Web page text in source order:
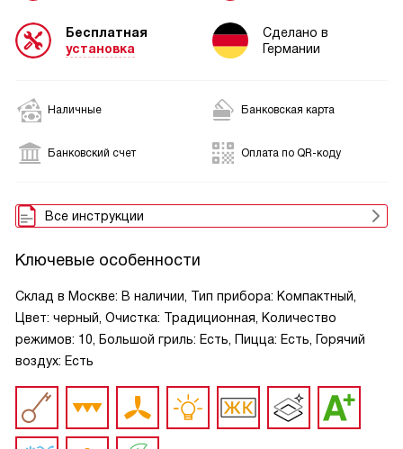
Бесплатная
установка
Сделано в
Германии
Наличные Банковская карта
Банковский счет Оплата по QR-коду
Все инструкции
Ключевые особенности
Склад в Москве: В наличии, Тип прибора: Компактный,
Цвет: черный, Очистка: Традиционная, Количество
режимов: 10, Большой гриль: Есть, Пицца: Есть, Горячий
воздух: Есть